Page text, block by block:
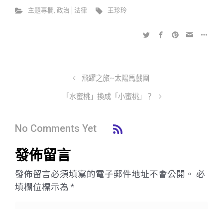
主題專欄 , 政治│法律 王珍玲
飛躍之旅~太陽馬戲團
「水蜜桃」換成「小蜜桃」？
No Comments Yet
發佈留言
發佈留言必須填寫的電子郵件地址不會公開。 必
填欄位標示為 *